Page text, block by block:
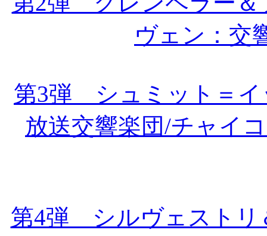
ヴェン：交
第3弾 シュミット＝イ
放送交響楽団/チャイ
第4弾 シルヴェストリ